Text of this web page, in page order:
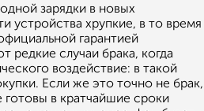
зарядки в новых
устройства хрупкие, в то время
гарантией
редкие случаи брака, когда
воздействие: в такой
Если же это точно не брак,
в кратчайшие сроки